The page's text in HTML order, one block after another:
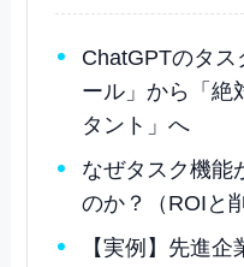
ChatGPTのタ
ール」から「絶
タント」へ
なぜタスク機能
のか？（ROIと
【実例】先進